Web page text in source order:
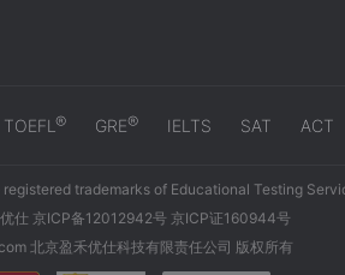
TOEFL ® GRE® IELTS SAT ACT
registered trademarks of Educational Testing
仕 京ICP备12012942号 京ICP证160944号
北京盈禾优仕科技有限责任公司 版权所有